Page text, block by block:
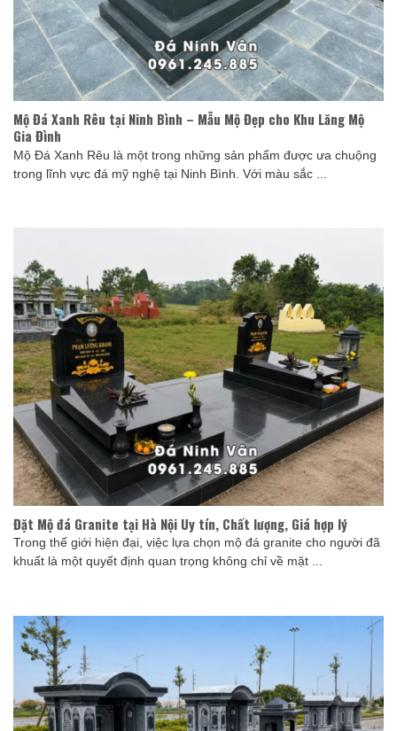
Mộ Đá Xanh Rêu tại Ninh Bình – Mẫu Mộ Đẹp cho Khu Lăng Mộ
Gia Đình
Mộ Đá Xanh Rêu là một trong những sản phẩm được ưa chuộng
trong lĩnh vực đá mỹ nghệ tại Ninh Bình. Với màu sắc ...
Đặt Mộ đá Granite tại Hà Nội Uy tín, Chất lượng, Giá hợp lý
Trong thế giới hiện đại, việc lựa chọn mộ đá granite cho người đã
khuất là một quyết định quan trọng không chỉ về mặt ...